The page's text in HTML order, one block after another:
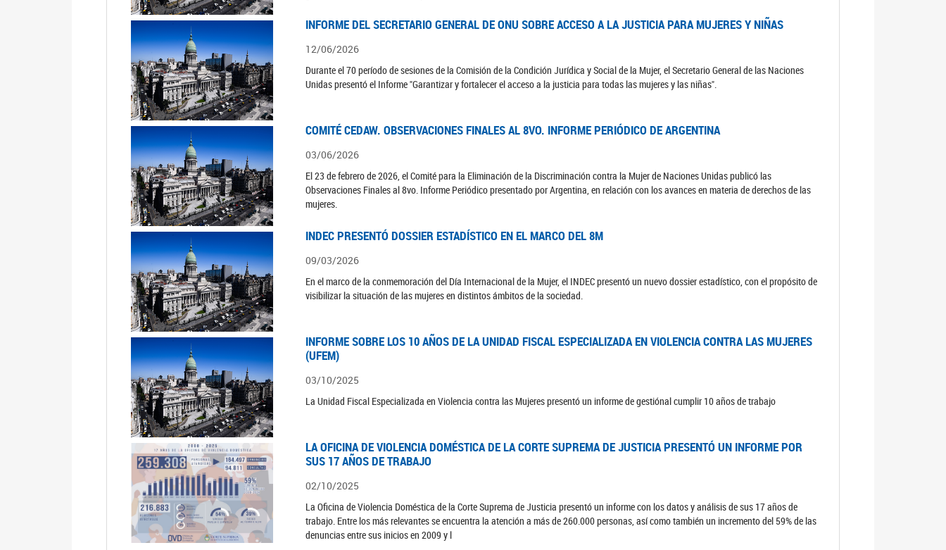
INFORME DEL SECRETARIO GENERAL DE ONU SOBRE ACCESO A LA JUSTICIA PARA MUJERES Y NIÑAS
12/06/2026
Durante el 70 período de sesiones de la Comisión de la Condición Jurídica y Social de la Mujer, el Secretario General de las Naciones
Unidas presentó el Informe "Garantizar y fortalecer el acceso a la justicia para todas las mujeres y las niñas".
COMITÉ CEDAW. OBSERVACIONES FINALES AL 8VO. INFORME PERIÓDICO DE ARGENTINA
03/06/2026
El 23 de febrero de 2026, el Comité para la Eliminación de la Discriminación contra la Mujer de Naciones Unidas publicó las
Observaciones Finales al 8vo. Informe Periódico presentado por Argentina, en relación con los avances en materia de derechos de las
mujeres.
INDEC PRESENTÓ DOSSIER ESTADÍSTICO EN EL MARCO DEL 8M
09/03/2026
En el marco de la conmemoración del Día Internacional de la Mujer, el INDEC presentó un nuevo dossier estadístico, con el propósito de
visibilizar la situación de las mujeres en distintos ámbitos de la sociedad.
INFORME SOBRE LOS 10 AÑOS DE LA UNIDAD FISCAL ESPECIALIZADA EN VIOLENCIA CONTRA LAS MUJERES
(UFEM)
03/10/2025
La Unidad Fiscal Especializada en Violencia contra las Mujeres presentó un informe de gestiónal cumplir 10 años de trabajo
LA OFICINA DE VIOLENCIA DOMÉSTICA DE LA CORTE SUPREMA DE JUSTICIA PRESENTÓ UN INFORME POR
SUS 17 AÑOS DE TRABAJO
02/10/2025
La Oficina de Violencia Doméstica de la Corte Suprema de Justicia presentó un informe con los datos y análisis de sus 17 años de
trabajo. Entre los más relevantes se encuentra la atención a más de 260.000 personas, así como también un incremento del 59% de las
denuncias entre sus inicios en 2009 y l